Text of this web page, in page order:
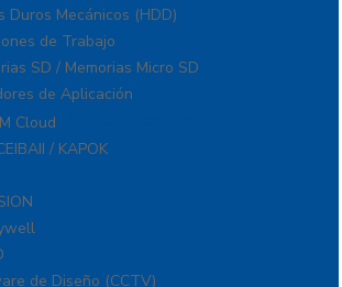
Duros Mecánicos (HDD)
de Trabajo
SD / Memorias Micro SD
de Aplicación
CMS / VMS / Hosting
Cloud
/ KAPOK
de Diseño (CCTV)